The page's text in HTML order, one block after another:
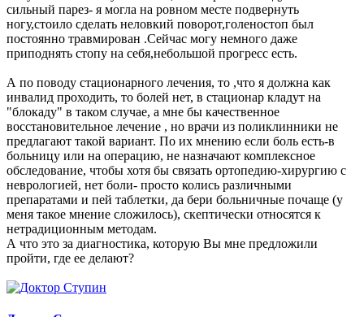
сильный парез- я могла на ровном месте подвернуть
ногу,стоило сделать неловкий поворот,голеностоп был
постоянно травмирован .Сейчас могу немного даже
приподнять стопу на себя,небольшой прогресс есть.
А по поводу стационарного лечения, то ,что я должна как
инвалид проходить, то болей нет, в стационар кладут на
"блокаду" в таком случае, а мне бы качественное
восстановительное лечение , но врачи из поликлинники не
предлагают такой вариант. По их мнению если боль есть-в
больницу или на операцию, не назначают комплексное
обследование, чтобы хотя бы связать ортопедию-хирургию с
неврологией, нет боли- просто колись различными
препаратами и пей таблетки, да бери больничные почаще (у
меня такое мнение сложилось), скептически относятся к
нетрадиционным методам.
А что это за диагностика, которую Вы мне предложили
пройти, где ее делают?